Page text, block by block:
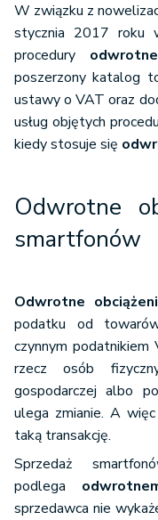
W związku z
stycznia 2017 roku
procedury
poszerzony katalog
ustawy o VAT oraz
usług objętych
kiedy stosuje się
Odwrotne
smartfonów
Odwrotne
podatku od
czynnym
rzecz osób
gospodarczej albo
ulega zmianie. A
taką transakcję.
Sprzedaż
podlega
sprzedawca nie